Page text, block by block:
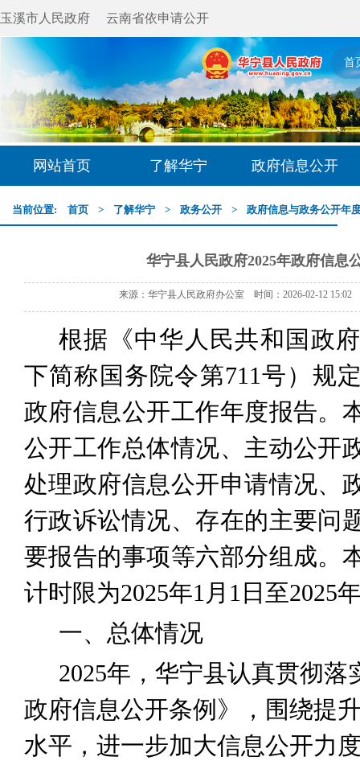
玉溪市人民政府 云南省依申请公开
首
网站首页 了解华宁 政府信息公开
当前位置: 首页 > 了解华宁 > 政务公开 > 政府信息与政务公开年
华宁县人民政府2025年政府信息
来源：华宁县人民政府办公室 时间：2026-02-12 15:02
根据《中华人民共和国政
下简称国务院令第711号）规
政府信息公开工作年度报告。
公开工作总体情况、主动公开
处理政府信息公开申请情况、
行政诉讼情况、存在的主要问
要报告的事项等六部分组成。
计时限为2025年1月 1 日至2025
一、总体情况
2025年 ， 华宁县认真贯彻落
政府信息公开条例》，围绕提
水平，进一步加大信息公开力